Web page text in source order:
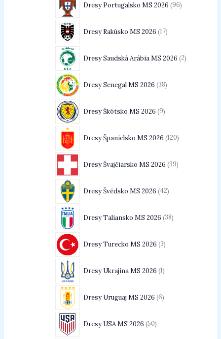
Dresy Portugalsko MS 2026 96
Dresy Rakúsko MS 2026 17
Dresy Saudská Arábia MS 2026 2
Dresy Senegal MS 2026 38
Dresy Škótsko MS 2026 9
Dresy Španielsko MS 2026 120
Dresy Švajčiarsko MS 2026 39
Dresy Švédsko MS 2026 42
Dresy Taliansko MS 2026 38
Dresy Turecko MS 2026 3
Dresy Ukrajina MS 2026 1
Dresy Uruguaj MS 2026 6
Dresy USA MS 2026 50